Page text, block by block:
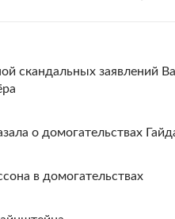
скандальных заявлений
о домогательствах
в домогательствах